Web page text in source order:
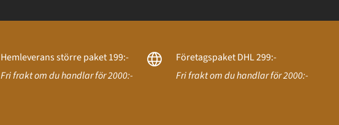
Hemleverans större paket 199:-
Fri frakt om du handlar för 2000:-
Företagspaket DHL 299:-
Fri frakt om du handlar för 2000:-